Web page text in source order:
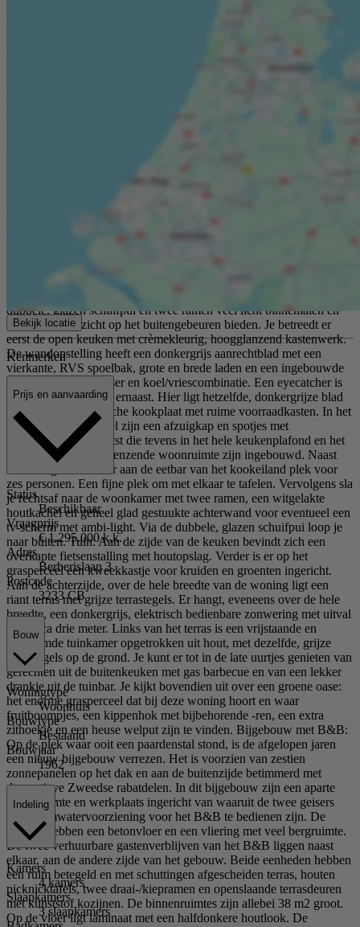
muren en een elektrisch bedienbare, donkergrijze garagedeur. In
deze grote, L-vormige ruimte bevindt zich tevens de cv-ketel, een
slaapkamers, badkamer en het woongedeelte. Aan de rechterzijde
zijn twee slaapkamers met draai-/kiepramen en donkergrijze screens
badkamer is net zo strak uitgevoerd als de toiletruimte en voorzien
inloopdouche met donkergrijze wandtegeltjes, een rondom verlichte
spiegel en een designradiator. Aan het einde van de gang ligt de L-
vormige living waar een achterdeur met veel beglazing, een
dubbele, glazen schuifpui en twee ramen veel licht binnenlaten en
een heerlijk uitzicht op het buitengebeuren bieden. Je betreedt er
eerst de open keuken met crèmekleurig, hoogglanzend kastenwerk.
De wandopstelling heeft een donkergrijs aanrechtblad met een
vierkante, RVS spoelbak, grote en brede laden en een ingebouwde
combioven, vaatwasser en koel/vriescombinatie. Een eyecatcher is
het fraaie kookeiland ernaast. Hier ligt hetzelfde, donkergrijze blad
en tref je een elektrische kookplaat met ruime voorraadkasten. In het
verlaagde plafonddeel zijn een afzuigkap en spotjes met
ledverlichting geplaatst die tevens in het hele keukenplafond en het
plafond van de aangrenzende woonruimte zijn ingebouwd. Naast
het kookgedeelte is er aan de eetbar van het kookeiland plek voor
zes personen. Een fijne plek om met elkaar te tafelen. Vervolgens sla
je rechtsaf naar de woonkamer met twee ramen, een witgelakte
houtkachel en geheel glad gestuukte achterwand voor eventueel een
tv-scherm met ambi-light. Via de dubbele, glazen schuifpui loop je
naar buiten. Tuin: Aan de zijde van de keuken bevindt zich een
overkapte fietsenstalling met houtopslag. Verder is er op het
grasperceel een kweekkastje voor kruiden en groenten ingericht.
Aan de achterzijde, over de hele breedte van de woning ligt een
riant terras met grijze terrastegels. Er hangt, eveneens over de hele
breedte, een donkergrijs, elektrisch bedienbare zonwering met uitval
van circa drie meter. Links van het terras is een vrijstaande en
verwarmde tuinkamer opgetrokken uit hout, met dezelfde, grijze
terrastegels op de grond. Je kunt er tot in de late uurtjes genieten van
gerechten uit de buitenkeuken met gas barbecue en van een lekker
drankje uit de tuinbar. Je kijkt bovendien uit over een groene oase:
het enorme grasperceel dat bij deze woning hoort en waar
fruitboompjes, een kippenhok met bijbehorende -ren, een extra
zithoekje en een heuse welput zijn te vinden. Bijgebouw met B&B:
Op de plek waar ooit een paardenstal stond, is de afgelopen jaren
een nieuw bijgebouw verrezen. Het is voorzien van zestien
zonnepanelen op het dak en aan de buitenzijde betimmerd met
decoratieve Zweedse rabatdelen. In dit bijgebouw zijn een aparte
hobbyruimte en werkplaats ingericht van waaruit de twee geisers
met warmwatervoorziening voor het B&B te bedienen zijn. De
ruimtes hebben een betonvloer en een vliering met veel bergruimte.
De twee verhuurbare gastenverblijven van het B&B liggen naast
elkaar, aan de andere zijde van het gebouw. Beide eenheden hebben
een ruim betegeld en met schuttingen afgescheiden terras, houten
picknicktafels, twee draai-/kiepramen en openslaande terrasdeuren
met kunststof kozijnen. De binnenruimtes zijn allebei 38 m2 groot.
Op de vloer ligt laminaat met een halfdonkere houtlook. De
Bekijk locatie
Kenmerken
Prijs en aanvaarding
Status
Beschikbaar
Vraagprijs
€ 1.295.000 k.k.
Adres
Berberislaan 3
Postcode
3233 CB
Bouw
Woningtype
Woonhuis
Bouwtype
Bestaand
Bouwjaar
1962
Indeling
Kamers
4 kamers
Slaapkamers
3 slaapkamers